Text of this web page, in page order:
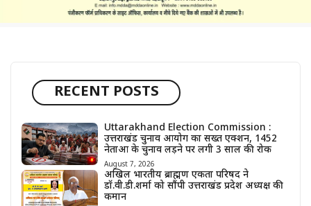
RECENT POSTS
Uttarakhand Election Commission :
उत्तराखंड चुनाव आयोग का सख्त एक्शन, 1452
नेताओं के चुनाव लड़ने पर लगी 3 साल की रोक
August 7, 2026
अखिल भारतीय ब्राह्मण एकता परिषद ने
डॉ.वी.डी.शर्मा को सौंपी उत्तराखंड प्रदेश अध्यक्ष की
कमान